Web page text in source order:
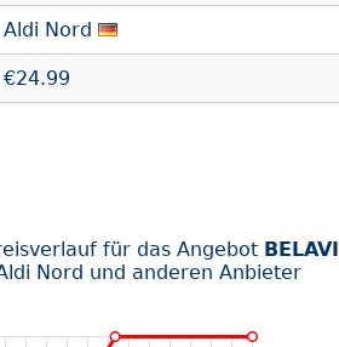
Aldi Nord
€24.99
für das Angebot BELAVI
Nord und anderen Anbieter